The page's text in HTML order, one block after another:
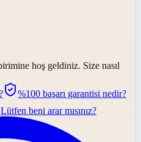
hoş geldiniz. Size nasıl
%100 başarı garantisi nedir?
Lütfen beni arar mısınız?